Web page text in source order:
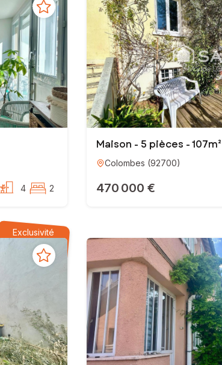
4 2
Maison - 5 pièces - 107m²
Colombes (92700)
470 000 €
Exclusivité